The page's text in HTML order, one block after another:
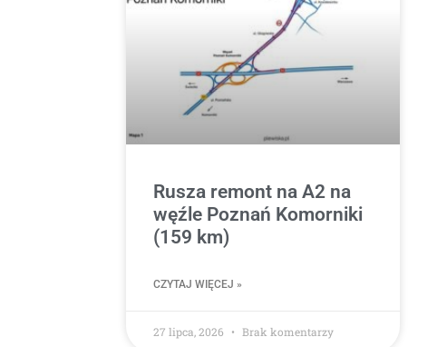
Rusza remont na A2 na
węźle Poznań Komorniki
(159 km)
CZYTAJ WIĘCEJ »
27 lipca, 2026 Brak komentarzy